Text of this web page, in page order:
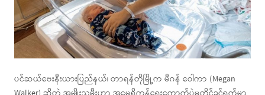
ပင်ဆယ်ဗေးနီးယားပြည်နယ်၊ တာရန်တိုမြို့က မီဂန် ဝေါကာ (Megan